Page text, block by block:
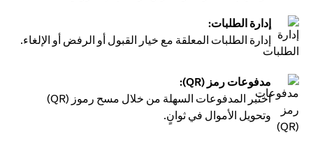
إدارة الطلبات:
إدارة الطلبات المعلقة مع خيار القبول أو الرفض أو الإلغاء.
مدفوعات رمز (QR):
اختبر المدفوعات السهلة من خلال مسح رموز (QR)
وتحويل الأموال في ثوانٍ.